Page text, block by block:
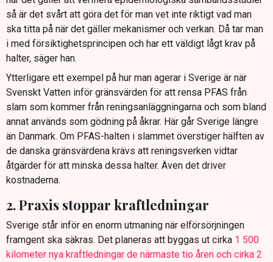
så är det svårt att göra det för man vet inte riktigt vad man
ska titta på när det gäller mekanismer och verkan. Då tar man
i med försiktighetsprincipen och har ett väldigt lågt krav på
halter, säger han.
Ytterligare ett exempel på hur man agerar i Sverige är när
Svenskt Vatten inför gränsvärden för att rensa PFAS från
slam som kommer från reningsanläggningarna och som bland
annat används som gödning på åkrar. Här går Sverige längre
än Danmark. Om PFAS-halten i slammet överstiger hälften av
de danska gränsvärdena krävs att reningsverken vidtar
åtgärder för att minska dessa halter. Även det driver
kostnaderna.
2. Praxis stoppar kraftledningar
Sverige står inför en enorm utmaning när elförsörjningen
framgent ska säkras. Det planeras att byggas ut cirka 1 500
kilometer nya kraftledningar de närmaste tio åren och cirka 2